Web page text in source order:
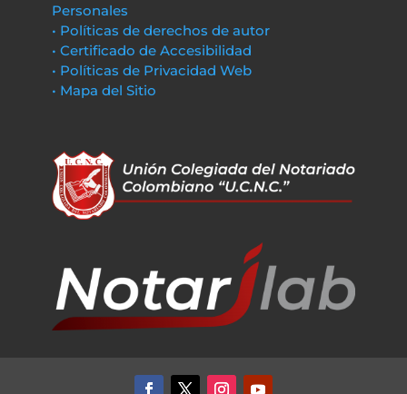
Personales
• Políticas de derechos de autor
• Certificado de Accesibilidad
• Políticas de Privacidad Web
• Mapa del Sitio